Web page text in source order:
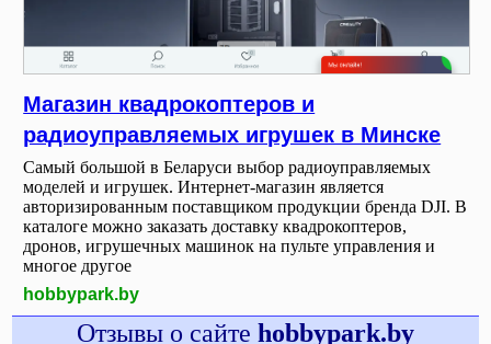
Магазин квадрокоптеров и
радиоуправляемых игрушек в Минске
Самый большой в Беларуси выбор радиоуправляемых
моделей и игрушек. Интернет-магазин является
авторизированным поставщиком продукции бренда DJI. В
каталоге можно заказать доставку квадрокоптеров,
дронов, игрушечных машинок на пульте управления и
многое другое
hobbypark.by
Отзывы о сайте hobbypark.by